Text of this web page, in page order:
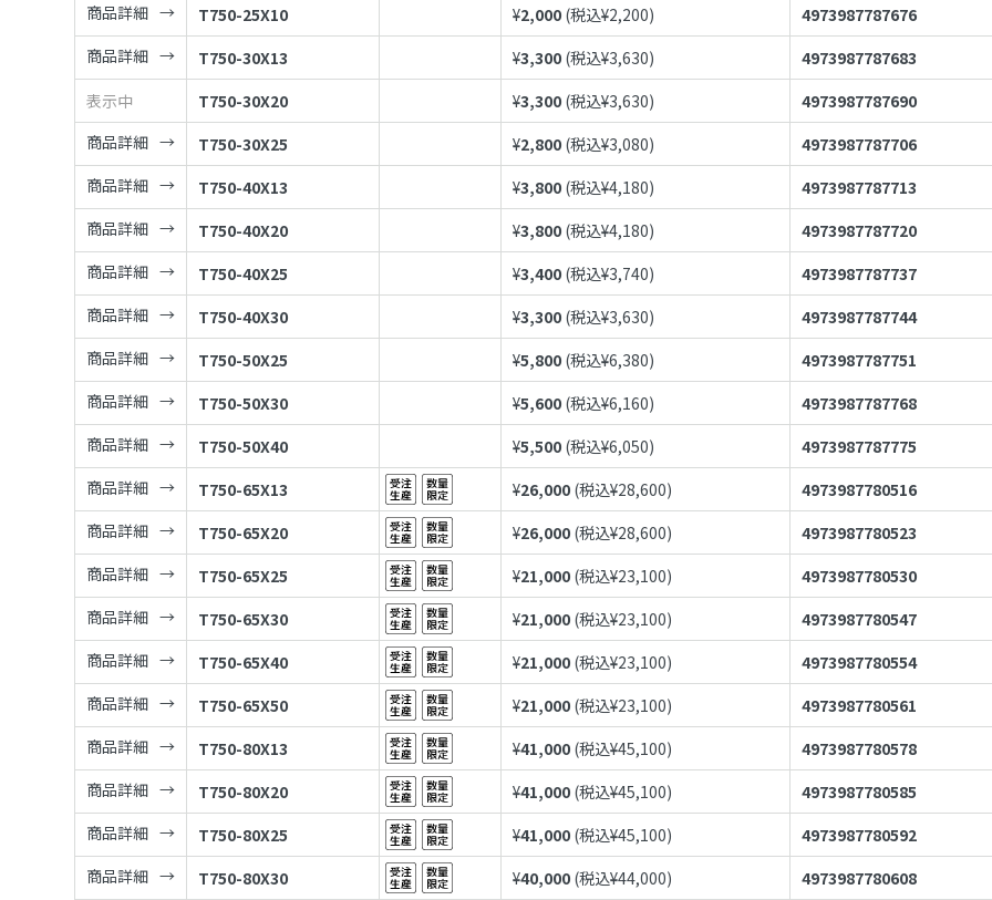
商品詳細
T750-25X10 ¥2,000 (税込¥2,200)
4973987787676
商品詳細
T750-30X13 ¥3,300 (税込¥3,630)
4973987787683
表示中
T750-30X20 ¥3,300 (税込¥3,630)
4973987787690
商品詳細
T750-30X25 ¥2,800 (税込¥3,080)
4973987787706
商品詳細
T750-40X13 ¥3,800 (税込¥4,180)
4973987787713
商品詳細
T750-40X20 ¥3,800 (税込¥4,180)
4973987787720
商品詳細
T750-40X25 ¥3,400 (税込¥3,740)
4973987787737
商品詳細
T750-40X30 ¥3,300 (税込¥3,630)
4973987787744
商品詳細
T750-50X25 ¥5,800 (税込¥6,380)
4973987787751
商品詳細
T750-50X30 ¥5,600 (税込¥6,160)
4973987787768
商品詳細
T750-50X40 ¥5,500 (税込¥6,050)
4973987787775
商品詳細
T750-65X13 ¥26,000 (税込¥28,600)
4973987780516
商品詳細
T750-65X20 ¥26,000 (税込¥28,600)
4973987780523
商品詳細
T750-65X25 ¥21,000 (税込¥23,100)
4973987780530
商品詳細
T750-65X30 ¥21,000 (税込¥23,100)
4973987780547
商品詳細
T750-65X40 ¥21,000 (税込¥23,100)
4973987780554
商品詳細
T750-65X50 ¥21,000 (税込¥23,100)
4973987780561
商品詳細
T750-80X13 ¥41,000 (税込¥45,100)
4973987780578
商品詳細
T750-80X20 ¥41,000 (税込¥45,100)
4973987780585
商品詳細
T750-80X25 ¥41,000 (税込¥45,100)
4973987780592
商品詳細
T750-80X30 ¥40,000 (税込¥44,000)
4973987780608